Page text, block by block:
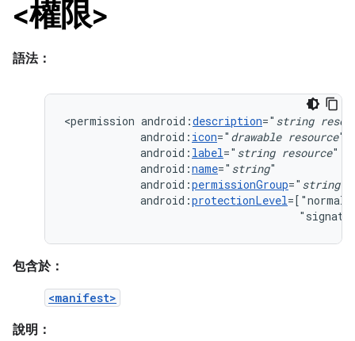
<權限>
語法：
<permission android:description=" string
android: icon=" drawable resource
android: label=" string resource
android:name=" string
android:permissionGroup=" string
android:protectionLevel=["normal"
包含於：
<manifest>
說明：